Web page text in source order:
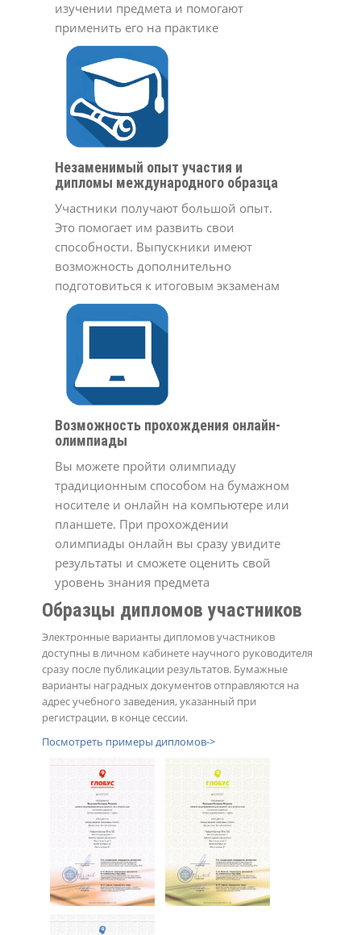
изучении предмета и помогают
применить его на практике
Незаменимый опыт участия и
дипломы международного образца
Участники получают большой опыт.
Это помогает им развить свои
способности. Выпускники имеют
возможность дополнительно
подготовиться к итоговым экзаменам
Возможность прохождения онлайн-
олимпиады
Вы можете пройти олимпиаду
традиционным способом на бумажном
носителе и онлайн на компьютере или
планшете. При прохождении
олимпиады онлайн вы сразу увидите
результаты и сможете оценить свой
уровень знания предмета
Образцы дипломов участников
Электронные варианты дипломов участников
доступны в личном кабинете научного руководителя
сразу после публикации результатов. Бумажные
варианты наградных документов отправляются на
адрес учебного заведения, указанный при
регистрации, в конце сессии.
Посмотреть примеры дипломов->